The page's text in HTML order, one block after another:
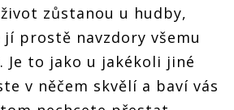
zůstanou u hudby,
prostě navzdory všemu
Je to jako u jakékoli jiné
v něčem skvělí a baví vás